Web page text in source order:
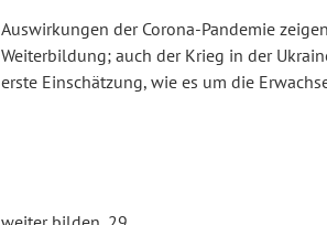
Auswirkungen der Corona-Pandemie
Weiterbildung; auch der Krieg in der
erste Einschätzung, wie es um die